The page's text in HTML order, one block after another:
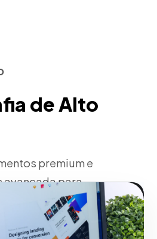
de Alto
premium e
avançada para
final atenda aos